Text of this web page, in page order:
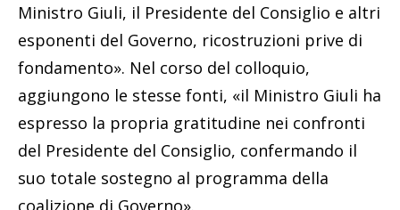
Ministro Giuli, il Presidente del Consiglio e altri
esponenti del Governo, ricostruzioni prive di
fondamento». Nel corso del colloquio,
aggiungono le stesse fonti, «il Ministro Giuli ha
espresso la propria gratitudine nei confronti
del Presidente del Consiglio, confermando il
suo totale sostegno al programma della
coalizione di Governo».